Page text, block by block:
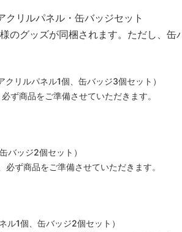
リルパネル・缶バッジセット
のグッズが同梱されます。ただし、缶
リルパネル1個、缶バッジ3個セット）
ず商品をご準備させていただきます。
バッジ2個セット）
ず商品をご準備させていただきます。
1個、缶バッジ2個セット）